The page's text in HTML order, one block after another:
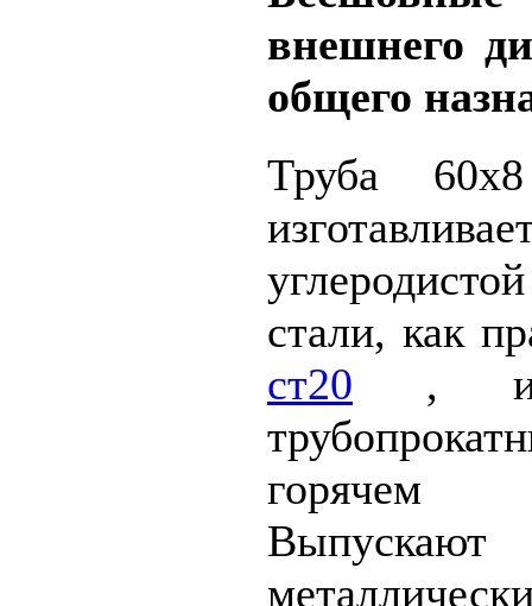
внешнего
общего
Труба 60х8
стали, как
ст20 ,
горячем
Выпускают